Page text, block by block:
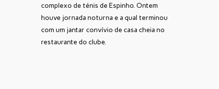
complexo de ténis de Espinho. Ontem
houve jornada noturna e a qual terminou
com um jantar convívio de casa cheia no
restaurante do clube.